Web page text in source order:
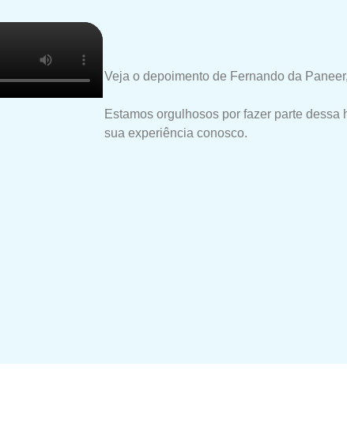
Veja o depoimento de Fernando da
Estamos orgulhosos por fazer parte
sua experiência conosco.